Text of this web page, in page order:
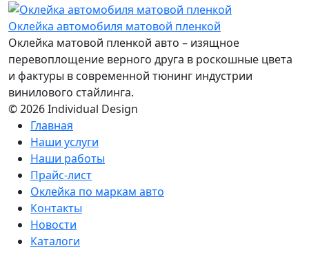
Оклейка автомобиля матовой пленкой
Оклейка матовой пленкой авто – изящное
перевоплощение верного друга в роскошные цвета
и фактуры в современной тюнинг индустрии
винилового стайлинга.
© 2026 Individual Design
Главная
Наши услуги
Наши работы
Прайс-лист
Оклейка по маркам авто
Контакты
Новости
Каталоги